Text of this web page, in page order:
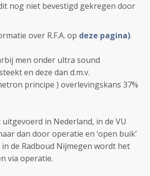
nog niet bevestigd gekregen door
over R.F.A. op deze pagina).
men onder ultra sound
en deze dan d.m.v.
principe ) overlevingskans 37%
in Nederland, in de VU
dan door operatie en ‘open buik’
in de Radboud Nijmegen wordt het
via operatie.